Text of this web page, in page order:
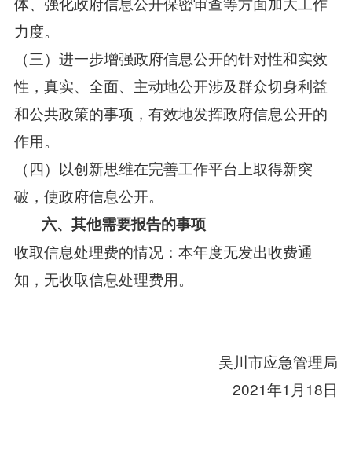
力度。
（三）进一步增强政府信息公开的针对性和实效
性，真实、全面、主动地公开涉及群众切身利益
和公共政策的事项，有效地发挥政府信息公开的
作用。
（四）以创新思维在完善工作平台上取得新突
破，使政府信息公开。
六、其他需要报告的事项
收取信息处理费的情况：本年度无发出收费通
知，无收取信息处理费用。
吴川市应急管理局
2021年1月18日